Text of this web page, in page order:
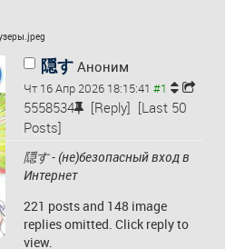
隠す Аноним
Чт 16 Апр 2026 18:15:41
5558534 [Reply] [Last 50
Posts]
隠す - (не)безопасный вход в
Интернет
221 posts and 148 image
replies omitted. Click reply to
view.